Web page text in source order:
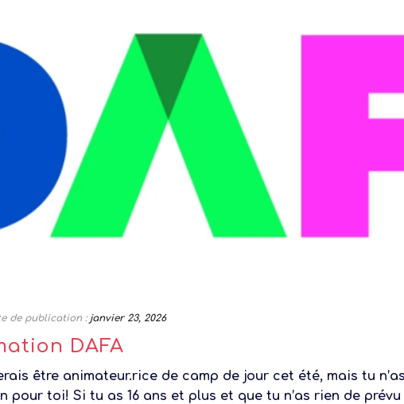
de publication : janvier 23, 2026
DAFA
être animateur.rice de camp de jour cet été, mais tu
pour toi! Si tu as 16 ans et plus et que tu n’as rien de prévu